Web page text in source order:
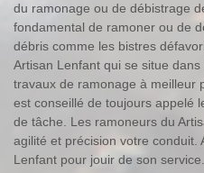
du ramonage ou de débistrage
fondamental de ramoner ou de
débris comme les bistres
Artisan Lenfant qui se situe
travaux de ramonage à meilleur
est conseillé de toujours appelé
de tâche. Les ramoneurs du
agilité et précision votre conduit.
Lenfant pour jouir de son service.